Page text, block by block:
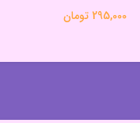
295,000 تومان